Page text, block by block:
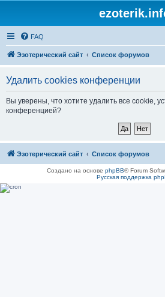
FAQ
Эзотерический сайт Список форумов
Удалить cookies конференции
Вы уверены, что хотите удалить все cookie,
конференцией?
Эзотерический сайт Список форумов
Создано на основе phpBB® Forum
Русская поддержка